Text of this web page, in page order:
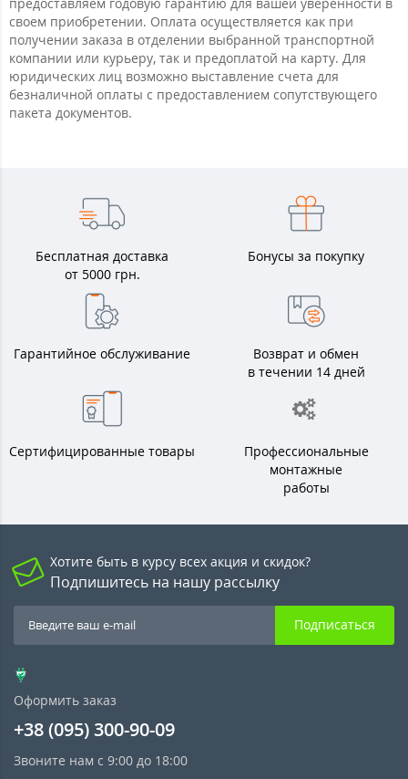
своем приобретении. Оплата осуществляется как при
получении заказа в отделении выбранной транспортной
компании или курьеру, так и предоплатой на карту. Для
юридических лиц возможно выставление счета для
безналичной оплаты с предоставлением сопутствующего
пакета документов.
Бесплатная доставка
от 5000 грн.
Бонусы за покупку
Гарантийное обслуживание
Возврат и обмен
в течении 14 дней
Сертифицированные товары
Профессиональные
монтажные
работы
Хотите быть в курсу всех акция и скидок?
Подпишитесь на нашу рассылку
Подписаться
Оформить заказ
+38 (095) 300-90-09
Звоните нам с 9:00 до 18:00